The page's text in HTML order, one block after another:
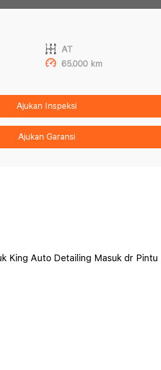
AT
65.000 km
Ajukan Inspeksi
Ajukan Garansi
King Auto Detailing Masuk dr Pintu